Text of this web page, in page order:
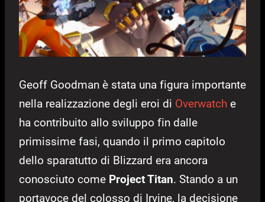
Geoff Goodman è stata una figura importante
nella realizzazione degli eroi di Overwatch e
ha contribuito allo sviluppo fin dalle
primissime fasi, quando il primo capitolo
dello sparatutto di Blizzard era ancora
conosciuto come Project Titan. Stando a un
portavoce del colosso di Irvine, la decisione